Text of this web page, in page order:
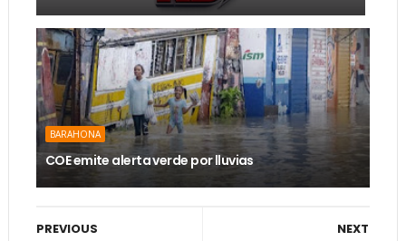
BARAHONA
COE emite alerta verde por lluvias
NEXT
PREVIOUS